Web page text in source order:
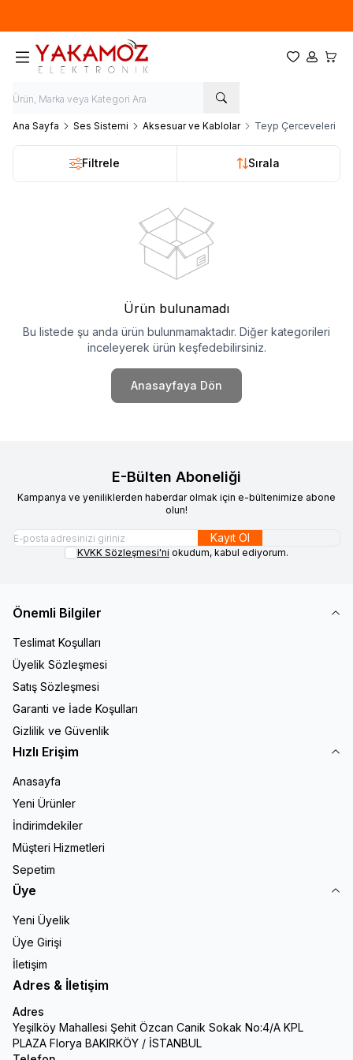
Favorilerim
Hesabım
Ana Sayfa Ses Sistemi Aksesuar ve Kablolar Teyp Çerceveleri
Filtrele Sırala
Ürün bulunamadı
Bu listede şu anda ürün bulunmamaktadır. Diğer kategorileri
inceleyerek ürün keşfedebilirsiniz.
Anasayfaya Dön
E-Bülten Aboneliği
Kampanya ve yeniliklerden haberdar olmak için e-bültenimize abone
olun!
Kayıt Ol
KVKK Sözleşmesi'ni okudum, kabul ediyorum.
Önemli Bilgiler
Teslimat Koşulları
Üyelik Sözleşmesi
Satış Sözleşmesi
Garanti ve İade Koşulları
Gizlilik ve Güvenlik
Hızlı Erişim
Anasayfa
Yeni Ürünler
İndirimdekiler
Müşteri Hizmetleri
Sepetim
Üye
Yeni Üyelik
Üye Girişi
İletişim
Adres & İletişim
Adres
Yeşilköy Mahallesi Şehit Özcan Canik Sokak No:4/A KPL
PLAZA Florya BAKIRKÖY / İSTANBUL